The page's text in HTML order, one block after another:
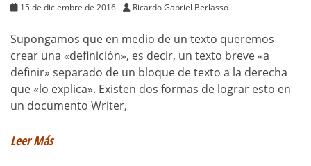
15 de diciembre de 2016 Ricardo Gabriel Berlasso
Supongamos que en medio de un texto queremos
crear una «definición», es decir, un texto breve «a
definir» separado de un bloque de texto a la derecha
que «lo explica». Existen dos formas de lograr esto en
un documento Writer,
Leer Más